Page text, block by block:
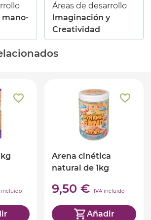
mano-
Áreas de desarrollo
Imaginación y
Creatividad
incluido
Arena cinética
natural de 1kg
9,50 € IVA incluido
Añadir